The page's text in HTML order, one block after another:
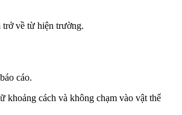
trở về từ hiện trường.
cáo.
khoảng cách và không chạm vào vật thể